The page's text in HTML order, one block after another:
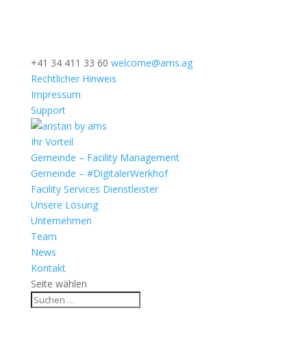
+41 34 411 33 60 welcome@ams.ag
Rechtlicher Hinweis
Impressum
Support
Ihr Vorteil
Gemeinde – Facility Management
Gemeinde – #DigitalerWerkhof
Facility Services Dienstleister
Unsere Lösung
Unternehmen
Team
News
Kontakt
Seite wählen